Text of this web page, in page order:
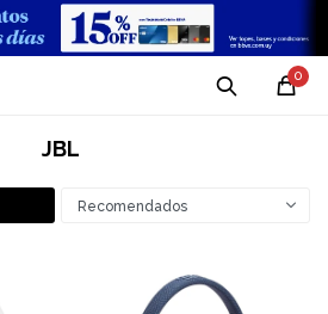
0
JBL
Recomendados